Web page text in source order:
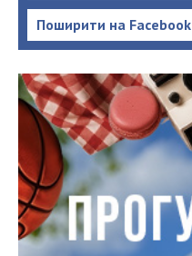
Поширити на Facebook